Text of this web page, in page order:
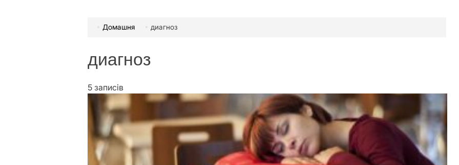
Домашня диагноз
диагноз
5 записів